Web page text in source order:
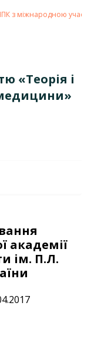
з міжнародною
«Теорія і
академії
ім. П.Л.